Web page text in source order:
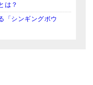
は？
「シンギングボウ